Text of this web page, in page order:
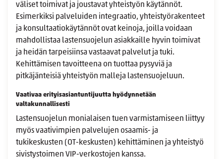
väliset toimivat ja joustavat yhteistyön käytännöt.
Esimerkiksi palveluiden integraatio, yhteistyörakenteet
ja konsultaatiokäytännöt ovat keinoja, joilla voidaan
mahdollistaa lastensuojelun asiakkaille hyvin toimivat
ja heidän tarpeisiinsa vastaavat palvelut ja tuki.
Kehittämisen tavoitteena on tuottaa pysyviä ja
pitkäjänteisiä yhteistyön malleja lastensuojeluun.
Vaativaa erityisasiantuntijuutta hyödynnetään
valtakunnallisesti
Lastensuojelun monialaisen tuen varmistamiseen liittyy
myös vaativimpien palvelujen osaamis- ja
tukikeskusten (OT-keskusten) kehittäminen ja yhteistyö
sivistystoimen VIP-verkostojen kanssa.